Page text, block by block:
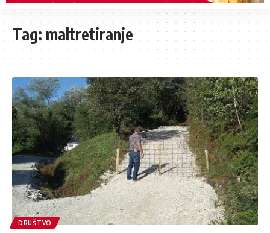
Tag: maltretiranje
DRUŠTVO